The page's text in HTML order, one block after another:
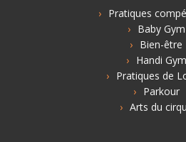
Pratiques
Baby Gym
Bien-être
Handi Gym
Pratiques de
Parkour
Arts du